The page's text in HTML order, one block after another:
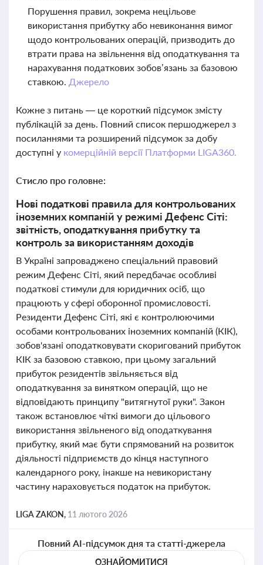
Порушення правил, зокрема нецільове
використання прибутку або невиконання вимог
щодо контрольованих операцій, призводить до
втрати права на звільнення від оподаткування та
нарахування податкових зобов’язань за базовою
ставкою. Джерело
Кожне з питань — це короткий підсумок змісту
публікацій за день. Повний список першоджерел з
посиланнями та розширений підсумок за добу
доступні у комерційній версії Платформи LIGA360.
Стисло про головне:
Нові податкові правила для контрольованих
іноземних компаній у режимі Дефенс Сіті:
звітність, оподаткування прибутку та
контроль за використанням доходів
В Україні запроваджено спеціальний правовий
режим Дефенс Сіті, який передбачає особливі
податкові стимули для юридичних осіб, що
працюють у сфері оборонної промисловості.
Резиденти Дефенс Сіті, які є контролюючими
особами контрольованих іноземних компаній (КІК),
зобов'язані оподатковувати скоригований прибуток
КІК за базовою ставкою, при цьому загальний
прибуток резидентів звільняється від
оподаткування за винятком операцій, що не
відповідають принципу "витягнутої руки". Закон
також встановлює чіткі вимоги до цільового
використання звільненого від оподаткування
прибутку, який має бути спрямований на розвиток
діяльності підприємств до кінця наступного
календарного року, інакше на невикористану
частину нараховується податок на прибуток.
LIGA ZAKON, 11 лютого 2026
Повний AI-підсумок дня та статті-джерела
ОЗНАЙОМИТИСЯ